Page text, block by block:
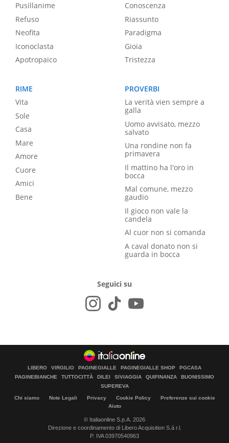
Pusillanime
Refuso
Neofita
Iconoclasta
Apotropaico
Conoscenza
Riassunto
Paradigma
Gioia
Tristezza
RIME
Vita
Sole
Casa
Mare
Amore
Cuore
Amici
Bene
PROVERBI
La verità vien sempre a
galla
Uomo avvisato, mezzo
salvato
Una rondine non fa
primavera
Il mattino ha l'oro in
bocca
Mal comune, mezzo
gaudio
Il gioco non vale la
candela
Al cuor non si comanda
A caval donato non si
guarda in bocca
Seguici su
LIBERO VIRGILIO PAGINEGIALLE PAGINEGIALLE SHOP
PGCASA
PAGINEBIANCHE
TUTTOCITTÀ DILEI SIVIAGGIA QUIFINANZA
BUONISSIMO
SUPEREVA
Chi siamo Note Legali Privacy Cookie Policy
Preferenze sui cookie
Aiuto
© Italiaonline S.p.A. 2026
Direzione e coordinamento di Libero Acquisition S.á r.l.
P. IVA 03970540963